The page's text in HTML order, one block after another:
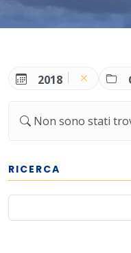
2018
Non sono stati
RICERCA